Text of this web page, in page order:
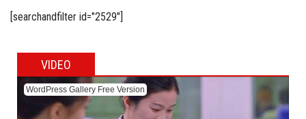
[searchandfilter id="2529"]
VIDEO
WordPress Gallery Free Version